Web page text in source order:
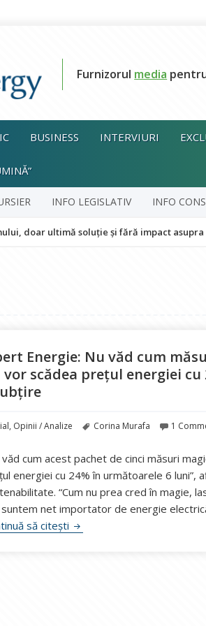
Furnizorul media
BUSINESS INTERVIURI
INFO LEGISLATIV INFO
soluție și fără impact asupra populației
Energie: Nu văd cum
scădea prețul energiei cu
, Opinii / Analize Etichete
Corina Murafa 1
văd cum acest pachet de cinci măsuri
energiei cu 24% în următoarele 6 luni”,
“Cum nu prea cred în magie,
suntem net importator de energie
să citești Corina Murafa, Expert